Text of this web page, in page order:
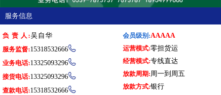
服务信息
负 责 人:吴自华
服务监督:15318532666
业务电话:13325093296
接货电话:13325093296
查款电话:15318532666
会员级别:AAAAA
运营模式:零担货运
经营模式:专线直达
放款周期:周一到周五
放款方式:银行